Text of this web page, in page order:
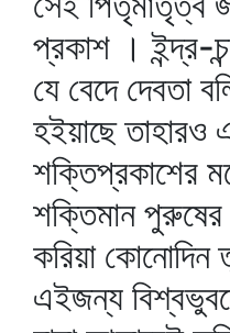
প্রকাশ । ইন্দ্র-
যে বেদে দেবতা
হইয়াছে তাহারও
শক্তিপ্রকাশের
শক্তিমান
করিয়া
এইজন্য